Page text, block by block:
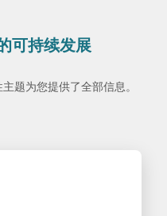
可持续发展
题为您提供了全部信息。